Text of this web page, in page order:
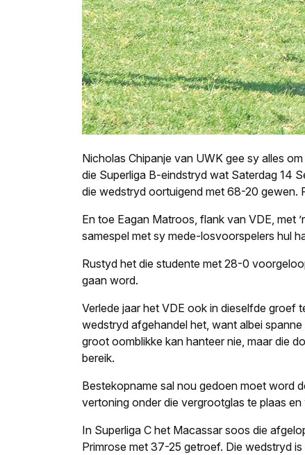
Nicholas Chipanje van UWK gee sy alles
die Superliga B-eindstryd wat Saterdag 14
die wedstryd oortuigend met 68-20 gewen.
En toe Eagan Matroos, flank van VDE, met
samespel met sy mede-losvoorspelers hul
Rustyd het die studente met 28-0
gaan word.
Verlede jaar het VDE ook in dieselfde groef
wedstryd afgehandel het, want albei
groot oomblikke kan hanteer nie, maar die
bereik.
Bestekopname sal nou gedoen moet word
vertoning onder die vergrootglas te plaas
In Superliga C het Macassar soos die
Primrose met 37-25 getroef. Die wedstryd